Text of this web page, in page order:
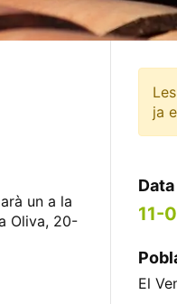
un a la
Oliva, 20-
ja
11-
El